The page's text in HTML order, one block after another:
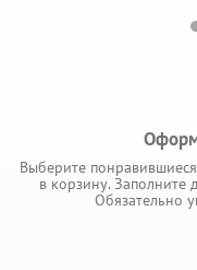
Выберите
в корзину. Заполните
Обязательно